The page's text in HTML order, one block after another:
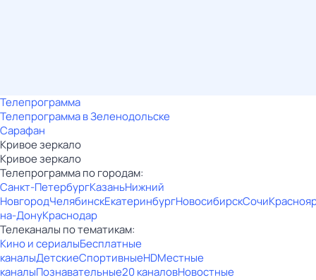
Телепрограмма
Телепрограмма в Зеленодольске
Сарафан
Кривое зеркало
Кривое зеркало
Телепрограмма по городам:
Санкт-ПетербургКазаньНижний
НовгородЧелябинскЕкатеринбургНовосибирскСочи
на-ДонуКраснодар
Телеканалы по тематикам:
Кино и сериалыБесплатные
каналыДетскиеСпортивныеHDМестные
каналыПознавательные20 каналовНовостные